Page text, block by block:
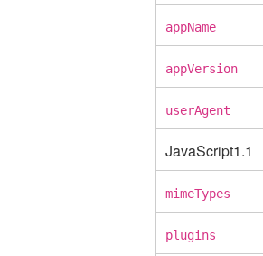
appName
appVersion
userAgent
JavaScript1.1
mimeTypes
plugins